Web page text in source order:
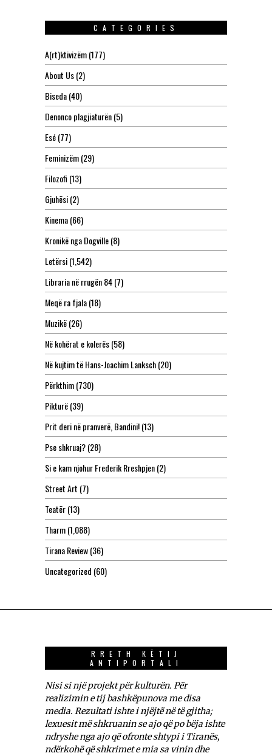
CATEGORIES
A(rt)ktivizëm(177)
About Us(2)
Biseda(40)
Denonco plagjiaturën(5)
Esé(77)
Feminizëm(29)
Filozofi (13)
Gjuhësi(2)
Kinema(66)
Kronikë nga Dogville(8)
Letërsi(1,542)
Libraria në rrugën 84(7)
Meqë ra fjala(18)
Muzikë(26)
Në kohërat e kolerës(58)
Në kujtim të Hans-Joachim Lanksch(20)
Përkthim(730)
Pikturë(39)
Prit deri në pranverë, Bandini!(13)
Pse shkruaj?(28)
Si e kam njohur Frederik Rreshpjen(2)
Street Art (7)
Teatër(13)
Tharm(1,088)
Tirana Review(36)
Uncategorized (60)
RRETH KËTIJ
ANTIPORTALI
Nisi si një projekt për kulturën. Për
realizimin e tij bashkëpunova me disa
media. Rezultati ishte i njëjtë në të gjitha;
lexuesit më shkruanin se ajo që po bëja ishte
ndryshe nga ajo që ofronte shtypi i Tiranës,
ndërkohë që shkrimet e mia sa vinin dhe